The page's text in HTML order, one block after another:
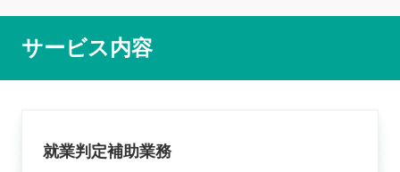
サービス内容
就業判定補助業務